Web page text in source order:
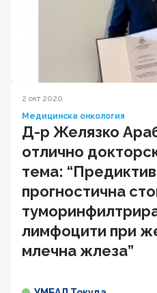
2 окт 2020
Медицинска онкология
Д-р Желязко
отлично
тема:
прогностична
лимфоцити при
млечна жлеза”